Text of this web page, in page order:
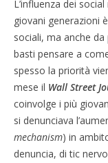
L’influenza dei
giovani generazioni
sociali, ma anche
basti pensare a
spesso la priorità
mese il Wall Street
coinvolge i più
si denunciava
mechanism) in
denuncia, di tic